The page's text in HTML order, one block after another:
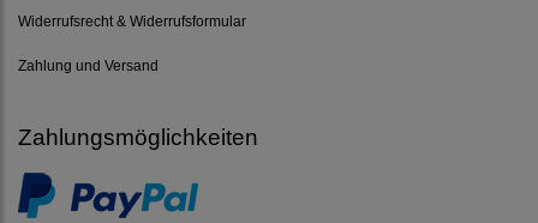
Widerrufsrecht & Widerrufsformular
Zahlung und Versand
Zahlungsmöglichkeiten